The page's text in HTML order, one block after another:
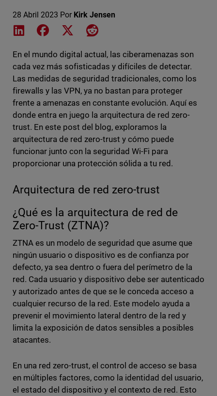
28 Abril 2023 Por Kirk Jensen
Share on LinkedIn
Share on Facebook
Share on XShare on Reddit
En el mundo digital actual, las ciberamenazas son
cada vez más sofisticadas y difíciles de detectar.
Las medidas de seguridad tradicionales, como los
firewalls y las VPN, ya no bastan para proteger
frente a amenazas en constante evolución. Aquí es
donde entra en juego la arquitectura de red zero-
trust. En este post del blog, exploramos la
arquitectura de red zero-trust y cómo puede
funcionar junto con la seguridad Wi-Fi para
proporcionar una protección sólida a tu red.
Arquitectura de red zero-trust
¿Qué es la arquitectura de red de
Zero-Trust (ZTNA)?
ZTNA es un modelo de seguridad que asume que
ningún usuario o dispositivo es de confianza por
defecto, ya sea dentro o fuera del perímetro de la
red. Cada usuario y dispositivo debe ser autenticado
y autorizado antes de que se le conceda acceso a
cualquier recurso de la red. Este modelo ayuda a
prevenir el movimiento lateral dentro de la red y
limita la exposición de datos sensibles a posibles
atacantes.
En una red zero-trust, el control de acceso se basa
en múltiples factores, como la identidad del usuario,
el estado del dispositivo y el contexto de red. Esto